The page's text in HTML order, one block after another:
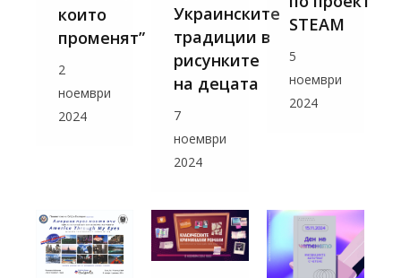
които
променят”
2
ноември
2024
Украинските
традиции в
рисунките
на децата
7
ноември
2024
STEAM
5
ноември
2024